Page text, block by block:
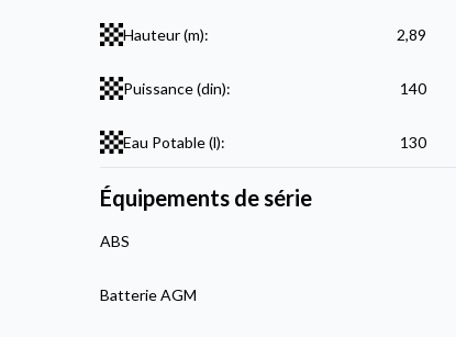
Hauteur (m): 2,89
Puissance (din): 140
Eau Potable (l): 130
Équipements de série
ABS
Batterie AGM